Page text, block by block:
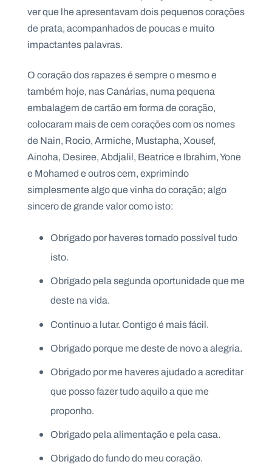
ver que lhe apresentavam dois pequenos corações
de prata, acompanhados de poucas e muito
impactantes palavras.
O coração dos rapazes é sempre o mesmo e
também hoje, nas Canárias, numa pequena
embalagem de cartão em forma de coração,
colocaram mais de cem corações com os nomes
de Nain, Rocio, Armiche, Mustapha, Xousef,
Ainoha, Desiree, Abdjalil, Beatrice e Ibrahim, Yone
e Mohamed e outros cem, exprimindo
simplesmente algo que vinha do coração; algo
sincero de grande valor como isto:
Obrigado por haveres tornado possível tudo
isto.
Obrigado pela segunda oportunidade que me
deste na vida.
Continuo a lutar. Contigo é mais fácil.
Obrigado porque me deste de novo a alegria.
Obrigado por me haveres ajudado a acreditar
que posso fazer tudo aquilo a que me
proponho.
Obrigado pela alimentação e pela casa.
Obrigado do fundo do meu coração.